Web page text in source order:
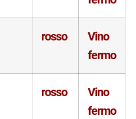
rosso
Vino
fermo
rosso
Vino
fermo